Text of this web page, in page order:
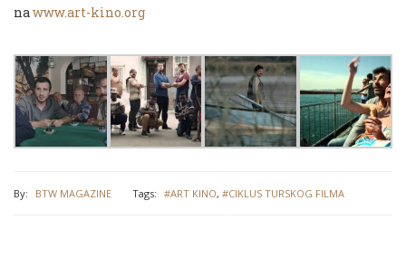
nawww.art-kino.org
By: BTW MAGAZINE Tags: #ART KINO, #CIKLUS TURSKOG FILMA